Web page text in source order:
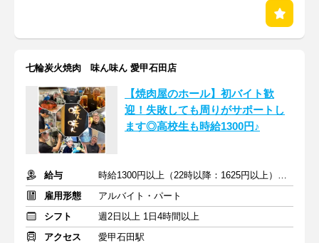
七輪炭火焼肉 味ん味ん 愛甲石田店
【焼肉屋のホール】初バイト歓
迎！失敗しても周りがサポートし
ます◎高校生も時給1300円♪
給与
時給1300円以上（22時以降：1625円以上）＋交通費支給
雇用形態
アルバイト・パート
シフト
週2日以上 1日4時間以上
アクセス
愛甲石田駅